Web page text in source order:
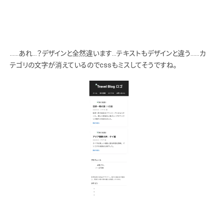
</section>
</aside>
<p class=”footer__copy”>&copy; 2025 Travel Blog. All Rights Reserved.</p>
……あれ…？デザインと全然違います…テキストもデザインと違う……カ
テゴリの文字が消えているのでcssもミスしてそうですね。